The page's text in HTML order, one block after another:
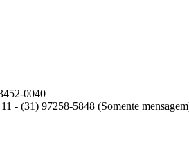
0040
- (31) 97258-5848 (Somente